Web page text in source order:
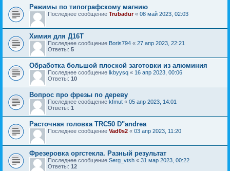
Режимы по типографскому магнию
Последнее сообщение Trubadur« 08 май 2023, 02:03
Химия для Д16Т
Последнее сообщение Boris794 « 27 апр 2023, 22:21
Ответы: 5
Обработка большой плоской заготовки из алюминия
Последнее сообщение lkbyysq « 16 апр 2023, 00:06
Ответы: 10
Вопрос про фрезы по дереву
Последнее сообщение kfmut « 05 апр 2023, 14:01
Ответы: 1
Расточная головка TRC50 D"andrea
Последнее сообщение Vad0s2 « 03 апр 2023, 11:20
Фрезеровка оргстекла. Разный результат
Последнее сообщение Serg_vtsh « 31 мар 2023, 00:22
Ответы: 12